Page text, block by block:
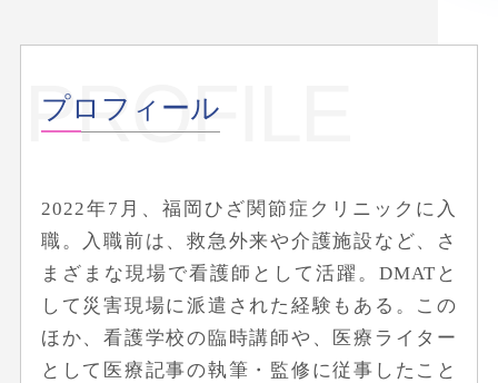
プロフィール
PROFILE
2022年7月、福岡ひざ関節症クリニックに入
職。入職前は、救急外来や介護施設など、さ
まざまな現場で看護師として活躍。DMATと
して災害現場に派遣された経験もある。この
ほか、看護学校の臨時講師や、医療ライター
として医療記事の執筆・監修に従事したこと